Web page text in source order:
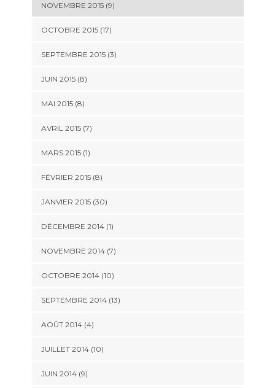
NOVEMBRE 2015 (9)
OCTOBRE 2015 (17)
SEPTEMBRE 2015 (3)
JUIN 2015 (8)
MAI 2015 (8)
AVRIL 2015 (7)
MARS 2015 (1)
FÉVRIER 2015 (8)
JANVIER 2015 (30)
DÉCEMBRE 2014 (1)
NOVEMBRE 2014 (7)
OCTOBRE 2014 (10)
SEPTEMBRE 2014 (13)
AOÛT 2014 (4)
JUILLET 2014 (10)
JUIN 2014 (9)